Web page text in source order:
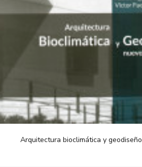
Arquitectura bioclimática y geodiseño